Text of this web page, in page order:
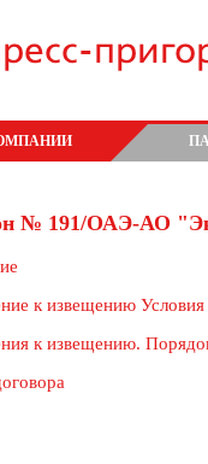
№ 191/ОАЭ-АО
к извещению
к извещению.